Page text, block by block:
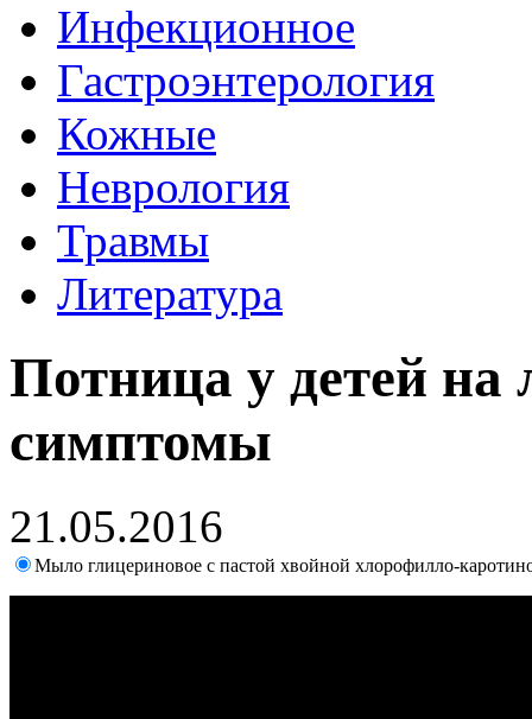
Инфекционное
Гастроэнтерология
Кожные
Неврология
Травмы
Литература
Потница у детей на
симптомы
21.05.2016
Мыло глицериновое с пастой хвойной хлорофилло-